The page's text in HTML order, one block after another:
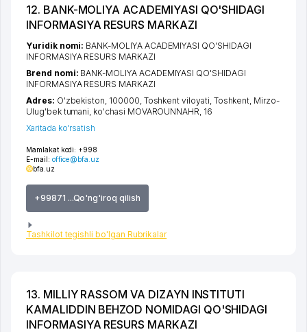
12. BANK-MOLIYA ACADEMIYASI QO'SHIDAGI
INFORMASIYA RESURS MARKAZI
Mamlakat kodi: +998
E-mail: office@bfa.uz
bfa.uz
+99871 ...Qo'ng'iroq qilish
Tashkilot tegishli bo'lgan Rubrikalar
Yuridik nomi: BANK-MOLIYA ACADEMIYASI QO'SHIDAGI
INFORMASIYA RESURS MARKAZI
Brend nomi: BANK-MOLIYA ACADEMIYASI QO'SHIDAGI
INFORMASIYA RESURS MARKAZI
Adres: O'zbekiston, 100000, Toshkent viloyati, Toshkent, Mirzo-
Ulug'bek tumani, ko'chasi MOVAROUNNAHR, 16
Xaritada ko'rsatish
13. MILLIY RASSOM VA DIZAYN INSTITUTI
KAMALIDDIN BEHZOD NOMIDAGI QO'SHIDAGI
INFORMASIYA RESURS MARKAZI